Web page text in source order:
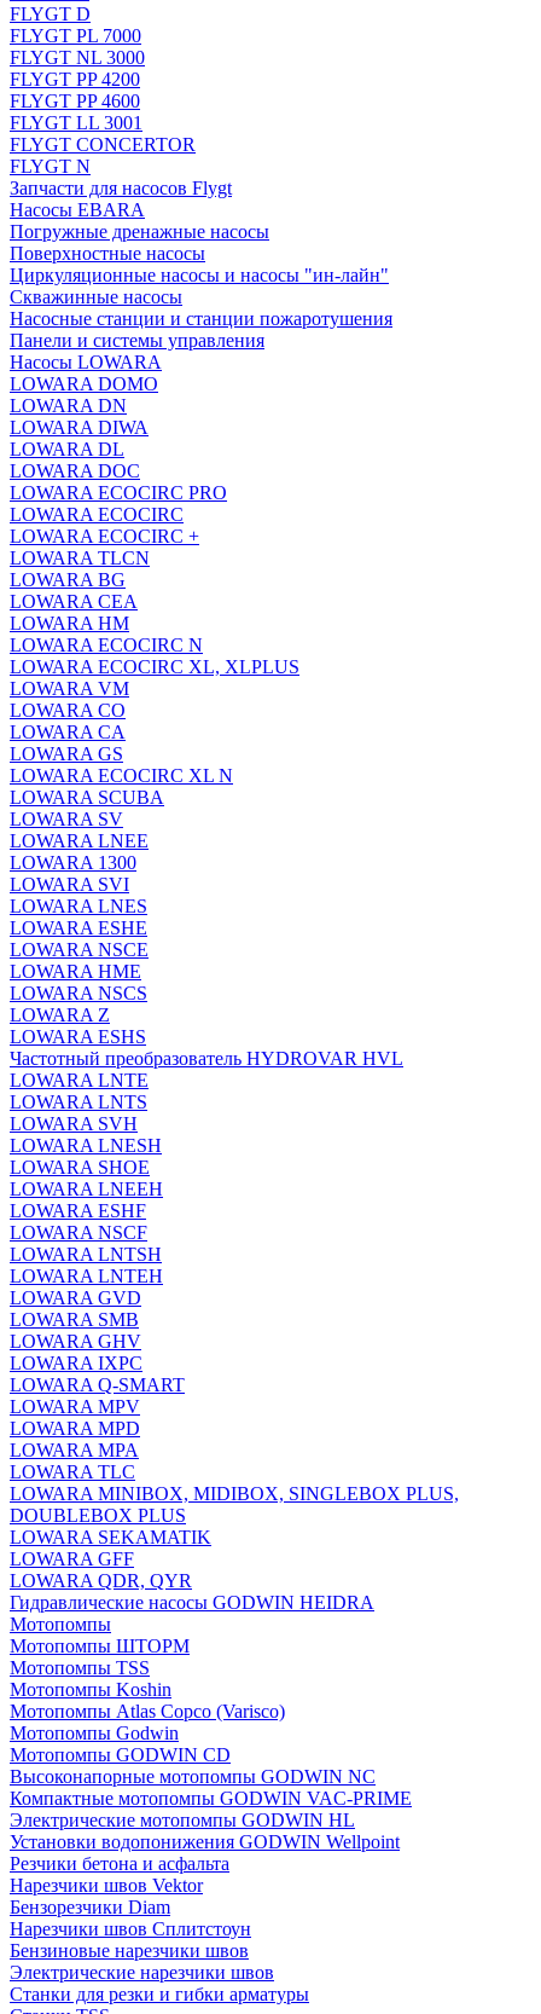
FLYGT D
FLYGT PL 7000
FLYGT NL 3000
FLYGT PP 4200
FLYGT PP 4600
FLYGT LL 3001
FLYGT CONCERTOR
FLYGT N
Запчасти для насосов Flygt
Насосы EBARA
Погружные дренажные насосы
Поверхностные насосы
Циркуляционные насосы и насосы "ин-лайн"
Скважинные насосы
Насосные станции и станции пожаротушения
Панели и системы управления
Насосы LOWARA
LOWARA DOMO
LOWARA DN
LOWARA DIWA
LOWARA DL
LOWARA DOC
LOWARA ECOCIRC PRO
LOWARA ECOCIRC
LOWARA ECOCIRC +
LOWARA TLCN
LOWARA BG
LOWARA CEA
LOWARA HM
LOWARA ECOCIRC N
LOWARA ECOCIRC XL, XLPLUS
LOWARA VM
LOWARA CO
LOWARA CA
LOWARA GS
LOWARA ECOCIRC XL N
LOWARA SCUBA
LOWARA SV
LOWARA LNEE
LOWARA 1300
LOWARA SVI
LOWARA LNES
LOWARA ESHE
LOWARA NSCE
LOWARA HME
LOWARA NSCS
LOWARA Z
LOWARA ESHS
Частотный преобразователь HYDROVAR HVL
LOWARA LNTE
LOWARA LNTS
LOWARA SVH
LOWARA LNESH
LOWARA SHOE
LOWARA LNEEH
LOWARA ESHF
LOWARA NSCF
LOWARA LNTSH
LOWARA LNTEH
LOWARA GVD
LOWARA SMB
LOWARA GHV
LOWARA IXPС
LOWARA Q-SMART
LOWARA MPV
LOWARA MPD
LOWARA MPA
LOWARA TLC
LOWARA MINIBOX, MIDIBOX, SINGLEBOX PLUS,
DOUBLEBOX PLUS
LOWARA SEKAMATIK
LOWARA GFF
LOWARA QDR, QYR
Гидравлические насосы GODWIN HEIDRA
Мотопомпы
Мотопомпы ШТОРМ
Мотопомпы TSS
Мотопомпы Koshin
Мотопомпы Atlas Copco (Varisco)
Мотопомпы Godwin
Мотопомпы GODWIN CD
Высоконапорные мотопомпы GODWIN NC
Компактные мотопомпы GODWIN VAC-PRIME
Электрические мотопомпы GODWIN HL
Установки водопонижения GODWIN Wellpoint
Резчики бетона и асфальта
Нарезчики швов Vektor
Бензорезчики Diam
Нарезчики швов Сплитстоун
Бензиновые нарезчики швов
Электрические нарезчики швов
Станки для резки и гибки арматуры